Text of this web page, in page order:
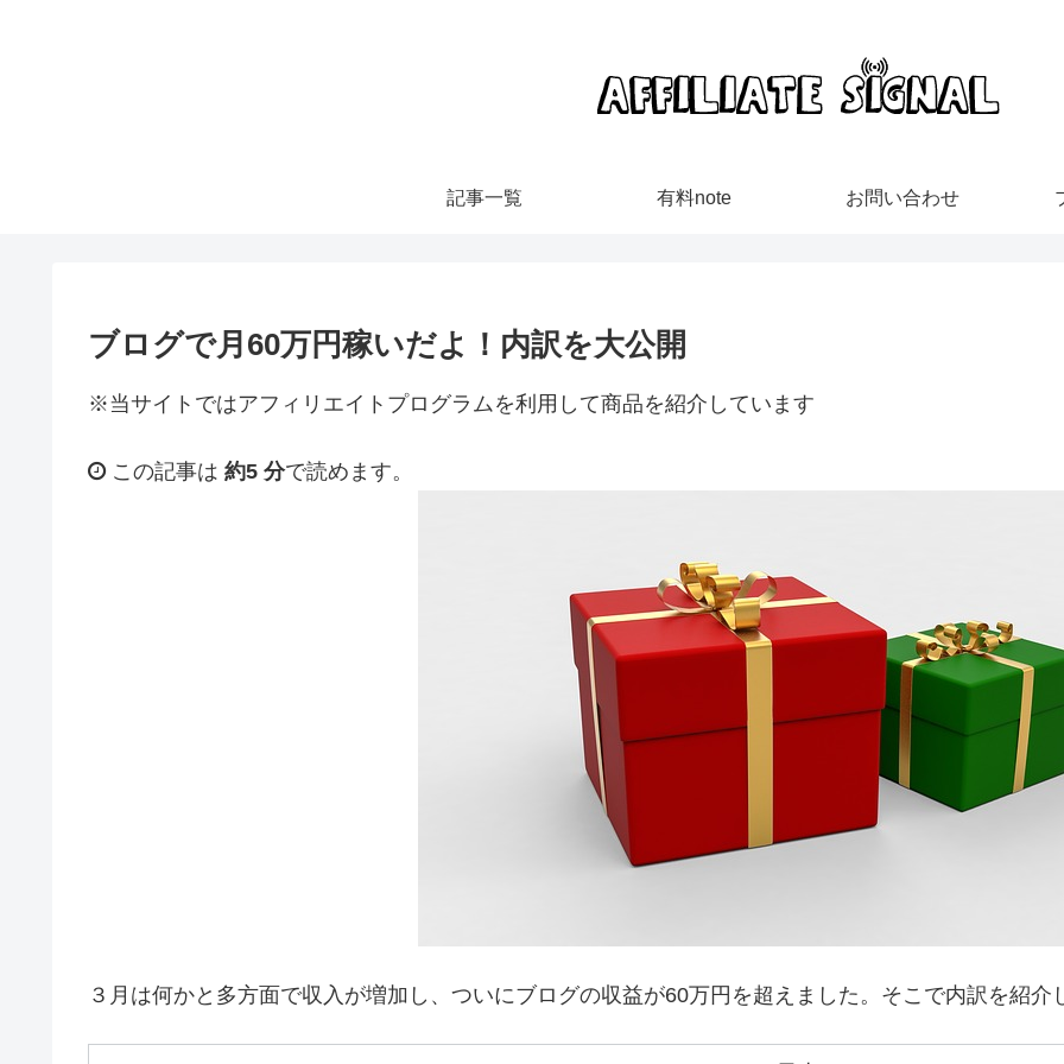
記事一覧 有料note お問い合わせ
ブログで月60万円稼いだよ！内訳を大公開
※当サイトではアフィリエイトプログラムを利用して商品を紹介しています
この記事は 約5 分で読めます。
３月は何かと多方面で収入が増加し、ついにブログの収益が60万円を超えました。そこで内訳を紹介